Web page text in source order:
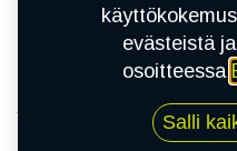
165/70R14C 89/87R
evästeistä
osoitteessa
Salli